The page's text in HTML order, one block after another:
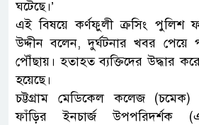
ঘটেছে।’
এই বিষয়ে কর্ণফুলী ক্রসিং পুলিশ
উদ্দীন বলেন, দুর্ঘটনার খবর পেয়ে
পৌঁছায়। হতাহত ব্যক্তিদের উদ্ধার
হয়েছে।
চট্টগ্রাম মেডিকেল কলেজ (চমেক)
ফাঁড়ির ইনচার্জ উপপরিদর্শক